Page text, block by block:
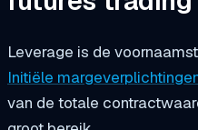
Leverage is de
Initiële
van de totale